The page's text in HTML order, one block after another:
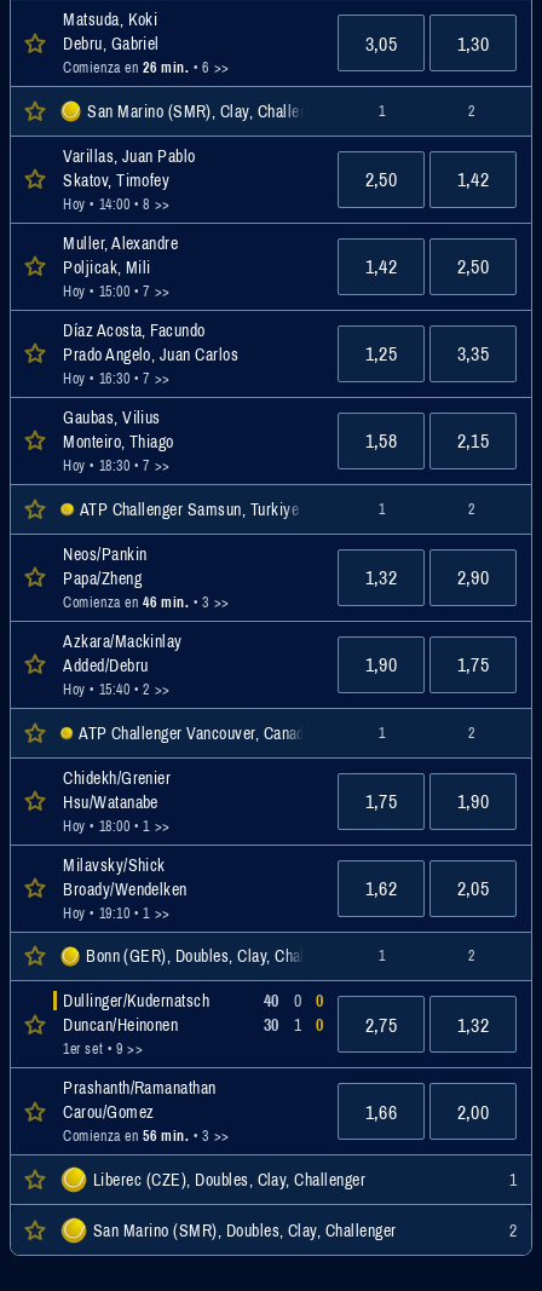
Matsuda, Koki
Debru, Gabriel
Comienza en 26 min. • 6 >>
3,05 1,30
San Marino (SMR), Clay, Challenger 1 2
Varillas, Juan Pablo
Skatov, Timofey
Hoy • 14:00 • 8 >>
2,50 1,42
Muller, Alexandre
Poljicak, Mili
Hoy • 15:00 • 7 >>
1,42 2,50
Díaz Acosta, Facundo
Prado Angelo, Juan Carlos
Hoy • 16:30 • 7 >>
1,25 3,35
Gaubas, Vilius
Monteiro, Thiago
Hoy • 18:30 • 7 >>
1,58 2,15
ATP Challenger Samsun, Turkiye Men Doubles, Challenger
1 2
Neos/Pankin
Papa/Zheng
Comienza en 46 min. • 3 >>
1,32 2,90
Azkara/Mackinlay
Added/Debru
Hoy • 15:40 • 2 >>
1,90 1,75
ATP Challenger Vancouver, Canadá Dobles Masc., Challenger
1 2
Chidekh/Grenier
Hsu/Watanabe
Hoy • 18:00 • 1 >>
1,75 1,90
Milavsky/Shick
Broady/Wendelken
Hoy • 19:10 • 1 >>
1,62 2,05
Bonn (GER), Doubles, Clay, Challenger 1 2
Dullinger/Kudernatsch
Duncan/Heinonen
1er set • 9 >>
40
30
0
1
0
0
2,75 1,32
Prashanth/Ramanathan
Carou/Gomez
Comienza en 56 min. • 3 >>
1,66 2,00
Liberec (CZE), Doubles, Clay, Challenger 1
San Marino (SMR), Doubles, Clay, Challenger 2